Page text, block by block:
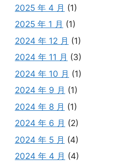
2025 年 4 月 (1)
2025 年 1 月 (1)
2024 年 12 月 (1)
2024 年 11 月 (3)
2024 年 10 月 (1)
2024 年 9 月 (1)
2024 年 8 月 (1)
2024 年 6 月 (2)
2024 年 5 月 (4)
2024 年 4 月 (4)